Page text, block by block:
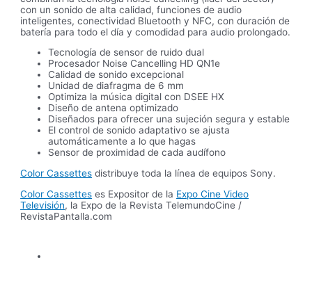
con un sonido de alta calidad, funciones de audio
inteligentes, conectividad Bluetooth y NFC, con duración de
batería para todo el día y comodidad para audio prolongado.
Tecnología de sensor de ruido dual
Procesador Noise Cancelling HD QN1e
Calidad de sonido excepcional
Unidad de diafragma de 6 mm
Optimiza la música digital con DSEE HX
Diseño de antena optimizado
Diseñados para ofrecer una sujeción segura y estable
El control de sonido adaptativo se ajusta
automáticamente a lo que hagas
Sensor de proximidad de cada audífono
Color Cassettes distribuye toda la línea de equipos Sony.
Color Cassettes es Expositor de la Expo Cine Video
Televisión, la Expo de la Revista TelemundoCine /
RevistaPantalla.com